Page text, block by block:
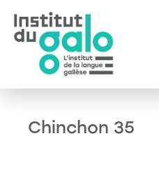
Chinchon 35